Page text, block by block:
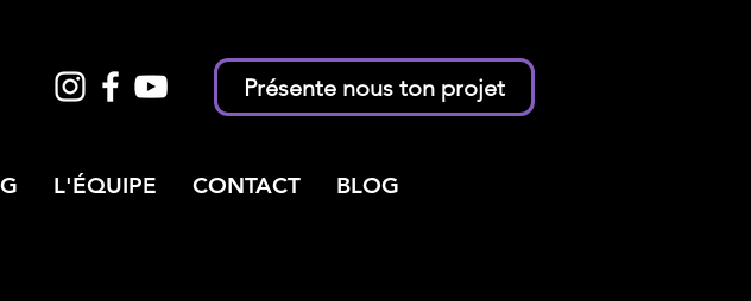
Présente nous ton projet
L'ÉQUIPE CONTACT BLOG